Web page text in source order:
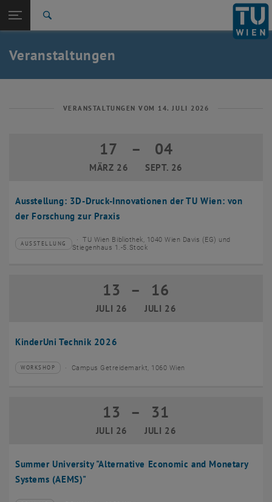
TU Login
Quicklinks
Quicklinks-Menü umschalten
Studium
Karriere
Zurück: Subseiten von Aktuelles auflisten
Aktuelles
Veranstaltungen
VERANSTALTUNGEN VOM 14. JULI 2026
Ausstellung: 3D-Druck-Innovationen der TU Wien: von
der Forschung zur Praxis
17
MÄRZ 26
17 März 2026 bis 04 September 2026
– 04
SEPT. 26
Veranstaltungstyp:
AUSSTELLUNG
Veranstaltungsort:
TU Wien Bibliothek, 1040 Wien Davis (EG) und
Stiegenhaus 1.-5.Stock
KinderUni Technik 2026
13
JULI 26
13 Juli 2026 bis 16 Juli 2026
– 16
JULI 26
Veranstaltungstyp:
WORKSHOP
Veranstaltungsort:Campus Getreidemarkt, 1060 Wien
Summer University "Alternative Economic and Monetary
Systems (AEMS)"
13
JULI 26
13 Juli 2026 bis 31 Juli 2026
– 31
JULI 26